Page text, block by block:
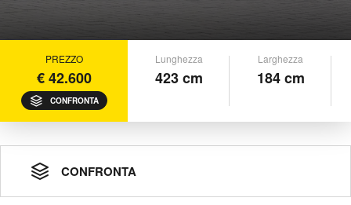
PREZZO
€ 42.600
CONFRONTA
Lunghezza
423 cm
Larghezza
184 cm
CONFRONTA